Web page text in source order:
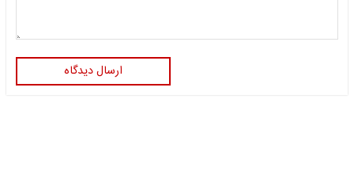
ارسال دیدگاه